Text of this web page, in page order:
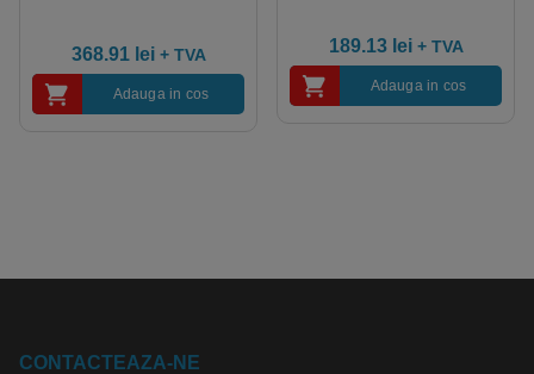
368.91 lei + TVA
Adauga in cos
189.13 lei + TVA
Adauga in cos
CONTACTEAZA-NE